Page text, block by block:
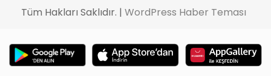
Tüm Hakları Saklıdır. | WordPress Haber Teması